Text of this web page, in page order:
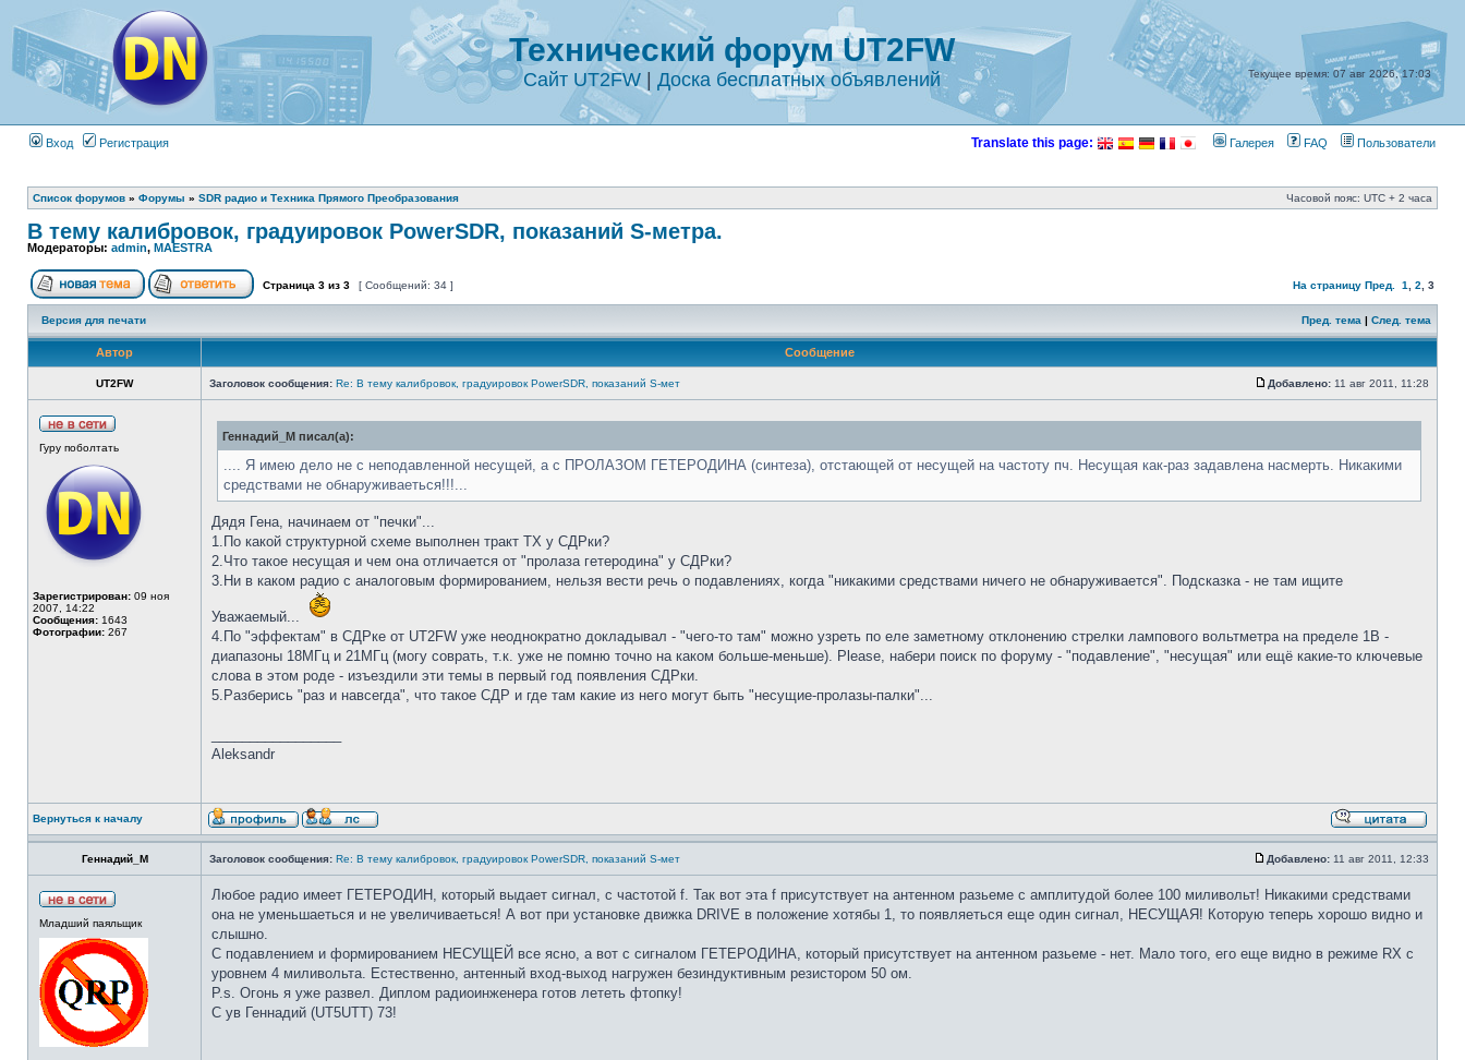
Технический форум UT2FW
Сайт UT2FW| Доска бесплатных объявлений Текущее время: 07 авг 2026, 17:03
Вход Регистрация Translate this page: Галерея FAQ Пользователи
Список форумов » Форумы » SDR радио и Техника Прямого Преобразования Часовой пояс: UTC + 2 часа
В тему калибровок, градуировок PowerSDR, показаний S-метра.
Модераторы: admin, MAESTRA
Страница 3 из 3 [ Сообщений: 34 ] На страницу Пред. 1 2 3
Версия для печати Пред. тема | След. тема
Автор Сообщение
UT2FW Заголовок сообщения: Re: В тему калибровок, градуировок PowerSDR, показаний S-мет Добавлено: 11 авг 2011, 11:28
Гуру поболтать
Зарегистрирован: 09 ноя
2007, 14:22
Сообщения: 1643
Фотографии: 267
Геннадий_М писал(а):
.... Я имею дело не с неподавленной несущей, а с ПРОЛАЗОМ ГЕТЕРОДИНА (синтеза), отстающей от несущей на частоту пч. Несущая как-раз задавлена насмерть. Никакими
средствами не обнаруживаеться!!!...
Дядя Гена, начинаем от "печки"...
1.По какой структурной схеме выполнен тракт ТХ у СДРки?
2.Что такое несущая и чем она отличается от "пролаза гетеродина" у СДРки?
3.Ни в каком радио с аналоговым формированием, нельзя вести речь о подавлениях, когда "никакими средствами ничего не обнаруживается". Подсказка - не там ищите
Уважаемый...
4.По "эффектам" в СДРке от UT2FW уже неоднократно докладывал - "чего-то там" можно узреть по еле заметному отклонению стрелки лампового вольтметра на пределе 1В -
диапазоны 18МГц и 21МГц (могу соврать, т.к. уже не помню точно на каком больше-меньше). Please, набери поиск по форуму - "подавление", "несущая" или ещё какие-то ключевые
слова в этом роде - изъездили эти темы в первый год появления СДРки.
5.Разберись "раз и навсегда", что такое СДР и где там какие из него могут быть "несущие-пролазы-палки"...
Aleksandr
Вернуться к началу
Геннадий_М Заголовок сообщения: Re: В тему калибровок, градуировок PowerSDR, показаний S-мет Добавлено: 11 авг 2011, 12:33
Младший паяльщик
Любое радио имеет ГЕТЕРОДИН, который выдает сигнал, с частотой f. Так вот эта f присутствует на антенном разьеме с амплитудой более 100 миливольт! Никакими средствами
она не уменьшаеться и не увеличиваеться! А вот при установке движка DRIVE в положение хотябы 1, то появляеться еще один сигнал, НЕСУЩАЯ! Которую теперь хорошо видно и
слышно.
С подавлением и формированием НЕСУЩЕЙ все ясно, а вот с сигналом ГЕТЕРОДИНА, который присутствует на антенном разьеме - нет. Мало того, его еще видно в режиме RX с
уровнем 4 миливольта. Естественно, антенный вход-выход нагружен безиндуктивным резистором 50 ом.
P.s. Огонь я уже развел. Диплом радиоинженера готов лететь фтопку!
С ув Геннадий (UT5UTT) 73!